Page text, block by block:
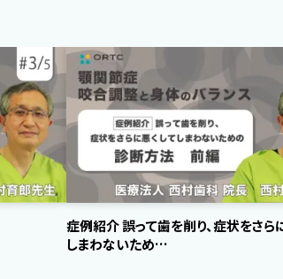
症例紹介 誤って歯を削り、症状をさら
しまわないため…